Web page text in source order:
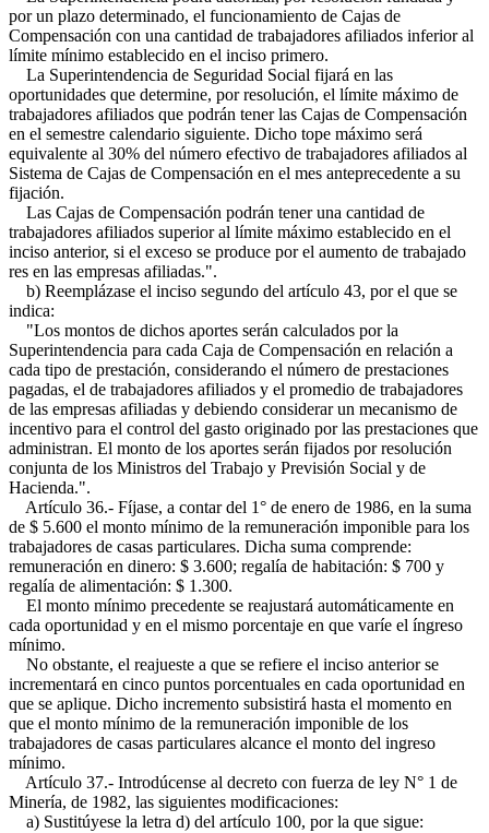
por un plazo determinado, el funcionamiento de Cajas de
Compensación con una cantidad de trabajadores afiliados inferior al
límite mínimo establecido en el inciso primero.
La Superintendencia de Seguridad Social fijará en las
oportunidades que determine, por resolución, el límite máximo de
trabajadores afiliados que podrán tener las Cajas de Compensación
en el semestre calendario siguiente. Dicho tope máximo será
equivalente al 30% del número efectivo de trabajadores afiliados al
Sistema de Cajas de Compensación en el mes anteprecedente a su
fijación.
Las Cajas de Compensación podrán tener una cantidad de
trabajadores afiliados superior al límite máximo establecido en el
inciso anterior, si el exceso se produce por el aumento de trabajado
res en las empresas afiliadas.".
b) Reemplázase el inciso segundo del artículo 43, por el que se
indica:
"Los montos de dichos aportes serán calculados por la
Superintendencia para cada Caja de Compensación en relación a
cada tipo de prestación, considerando el número de prestaciones
pagadas, el de trabajadores afiliados y el promedio de trabajadores
de las empresas afiliadas y debiendo considerar un mecanismo de
incentivo para el control del gasto originado por las prestaciones que
administran. El monto de los aportes serán fijados por resolución
conjunta de los Ministros del Trabajo y Previsión Social y de
Hacienda.".
Artículo 36.- Fíjase, a contar del 1° de enero de 1986, en la suma
de $ 5.600 el monto mínimo de la remuneración imponible para los
trabajadores de casas particulares. Dicha suma comprende:
remuneración en dinero: $ 3.600; regalía de habitación: $ 700 y
regalía de alimentación: $ 1.300.
El monto mínimo precedente se reajustará automáticamente en
cada oportunidad y en el mismo porcentaje en que varíe el íngreso
mínimo.
No obstante, el reajueste a que se refiere el inciso anterior se
incrementará en cinco puntos porcentuales en cada oportunidad en
que se aplique. Dicho incremento subsistirá hasta el momento en
que el monto mínimo de la remuneración imponible de los
trabajadores de casas particulares alcance el monto del ingreso
mínimo.
Artículo 37.- Introdúcense al decreto con fuerza de ley N° 1 de
Minería, de 1982, las siguientes modificaciones:
a) Sustitúyese la letra d) del artículo 100, por la que sigue: